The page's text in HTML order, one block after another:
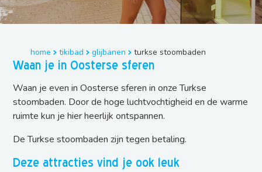
home tikibad glijbanen turkse stoombaden
Waan je in Oosterse sferen
Waan je even in Oosterse sferen in onze Turkse
stoombaden. Door de hoge luchtvochtigheid en de warme
ruimte kun je hier heerlijk ontspannen.
De Turkse stoombaden zijn tegen betaling.
Deze attracties vind je ook leuk